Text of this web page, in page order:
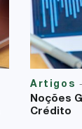
Artigos -
Noções
Crédito